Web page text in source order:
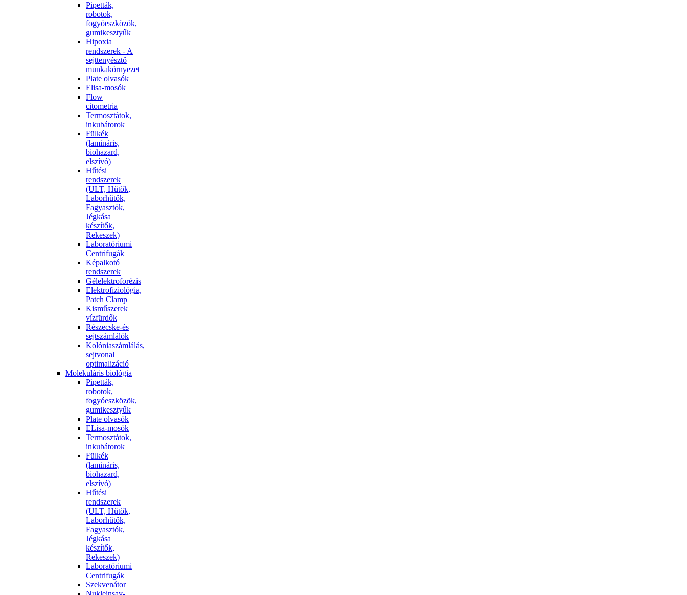
Pipetták,
robotok,
fogyóeszközök,
gumikesztyűk
Hipoxia
rendszerek - A
sejttenyésztő
munkakörnyezet
Plate olvasók
Elisa-mosók
Flow
citometria
Termosztátok,
inkubátorok
Fülkék
(lamináris,
biohazard,
elszívó)
Hűtési
rendszerek
(ULT, Hűtők,
Laborhűtők,
Fagyasztók,
Jégkása
készítők,
Rekeszek)
Laboratóriumi
Centrifugák
Képalkotó
rendszerek
Gélelektroforézis
Elektrofiziológia,
Patch Clamp
Kisműszerek
vízfürdők
Részecske-és
sejtszámlálók
Kolóniaszámlálás,
sejtvonal
optimalizáció
Molekuláris biológia
Pipetták,
robotok,
fogyóeszközök,
gumikesztyűk
Plate olvasók
ELisa-mosók
Termosztátok,
inkubátorok
Fülkék
(lamináris,
biohazard,
elszívó)
Hűtési
rendszerek
(ULT, Hűtők,
Laborhűtők,
Fagyasztók,
Jégkása
készítők,
Rekeszek)
Laboratóriumi
Centrifugák
Szekvenátor